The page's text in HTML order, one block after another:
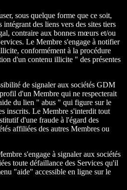
sous quelque forme que ce soit,
des liens vers des sites tiers
contraire aux bonnes mœurs et/ou
Le Membre s'engage à notifier
conformément à la procédure
d'un contenu illicite " des présentes
de signaler aux sociétés GDM
d'un Membre qui ne respecterait
du lien " abus " qui figure sur le
inscrits. Le Membre s'interdit tout
d'une fraude à l'égard des
affiliées des autres Membres ou
s'engage à signaler aux sociétés
toute défaillance des Services qu'il
"aide" accessible en ligne sur le